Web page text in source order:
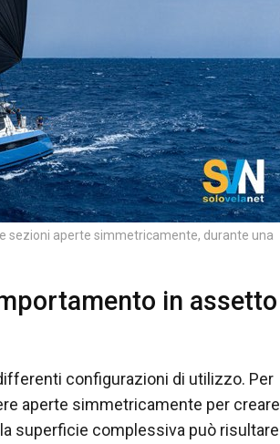
sezioni aperte simmetricamente, durante una
in assetto
configurazioni di utilizzo. Per
aperte simmetricamente per creare
superficie complessiva può risultare